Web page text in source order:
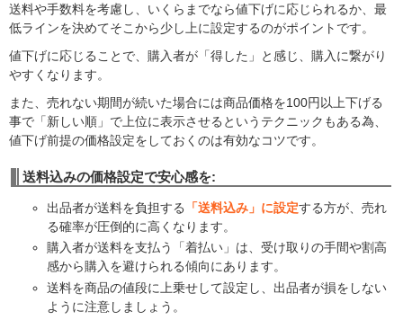
送料や手数料を考慮し、いくらまでなら値下げに応じられるか、最
低ラインを決めてそこから少し上に設定するのがポイントです。
値下げに応じることで、購入者が「得した」と感じ、購入に繋がり
やすくなります。
また、売れない期間が続いた場合には商品価格を100円以上下げる
事で「新しい順」で上位に表示させるというテクニックもある為、
値下げ前提の価格設定をしておくのは有効なコツです。
送料込みの価格設定で安心感を:
出品者が送料を負担する 「送料込み」に設定する方が、売れ
る確率が圧倒的に高くなります。
購入者が送料を支払う「着払い」は、受け取りの手間や割高
感から購入を避けられる傾向にあります。
送料を商品の値段に上乗せして設定し、出品者が損をしない
ように注意しましょう。